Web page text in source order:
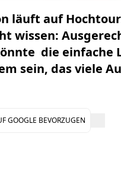
läuft auf
wissen:
die einfache
sein, das viele
GOOGLE BEVORZUGEN